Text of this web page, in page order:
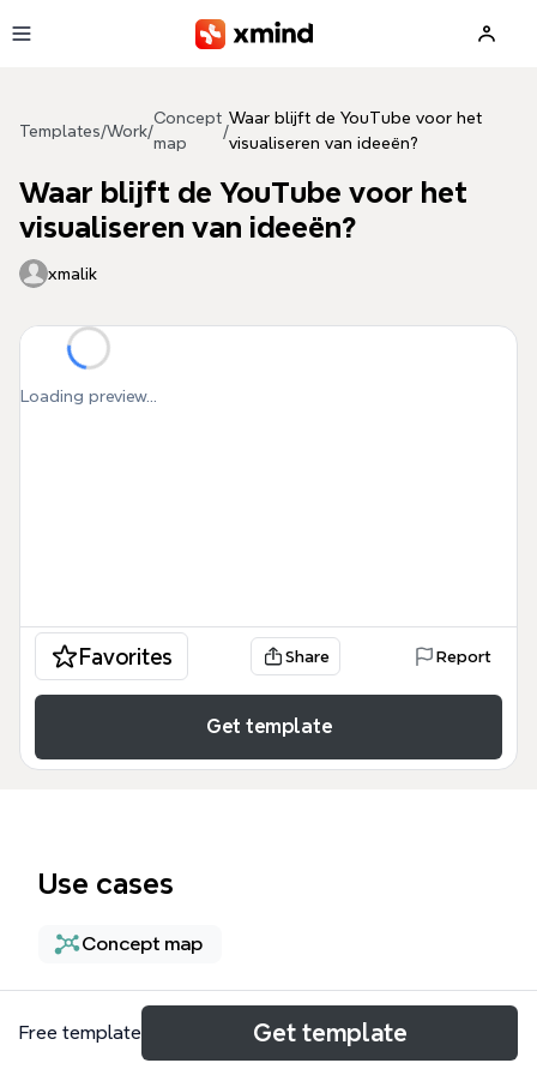
Templates/Work/
Concept
map
/
Waar blijft de YouTube voor het
visualiseren van ideeën?
Waar blijft de YouTube voor het
visualiseren van ideeën?
xmalik
Loading preview...
Favorites Share Report
Get template
Use cases
Concept map
About
Free template Get template